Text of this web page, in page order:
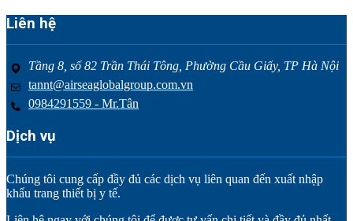
Liên hệ
Tầng 8, số 82 Trần Thái Tông, Phường Cầu Giấy, TP Hà Nội
tannt@airseaglobalgroup.com.vn
0984291559 - Mr.Tân
Dịch vụ
Chúng tôi cung cấp đầy đủ các dịch vụ liên quan đến xuất nhập
khẩu trang thiết bị y tế.